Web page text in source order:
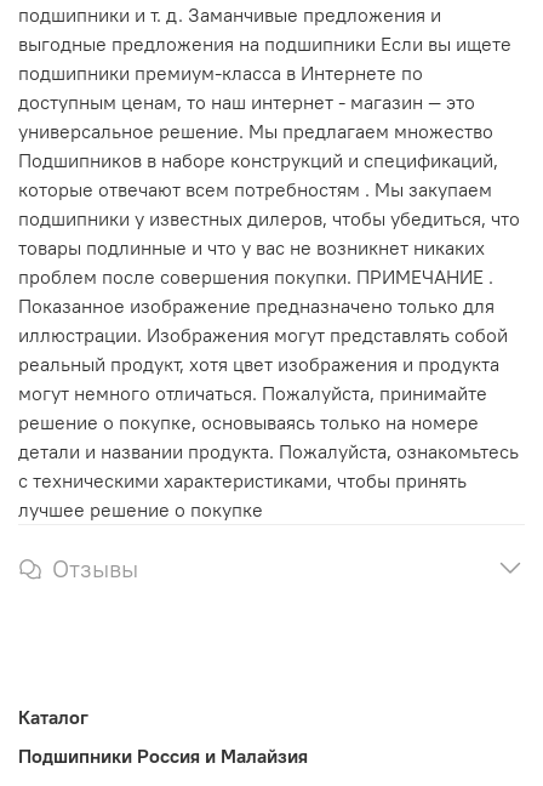
подшипники и т. д. Заманчивые предложения и
выгодные предложения на подшипники Если вы ищете
подшипники премиум-класса в Интернете по
доступным ценам, то наш интернет - магазин — это
универсальное решение. Мы предлагаем множество
Подшипников в наборе конструкций и спецификаций,
которые отвечают всем потребностям . Мы закупаем
подшипники у известных дилеров, чтобы убедиться, что
товары подлинные и что у вас не возникнет никаких
проблем после совершения покупки. ПРИМЕЧАНИЕ .
Показанное изображение предназначено только для
иллюстрации. Изображения могут представлять собой
реальный продукт, хотя цвет изображения и продукта
могут немного отличаться. Пожалуйста, принимайте
решение о покупке, основываясь только на номере
детали и названии продукта. Пожалуйста, ознакомьтесь
с техническими характеристиками, чтобы принять
лучшее решение о покупке
Отзывы
Каталог
Подшипники Россия и Малайзия